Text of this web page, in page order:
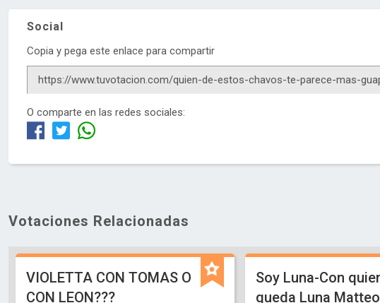
Social
Copia y pega este enlace para compartir
O comparte en las redes sociales:
Votaciones Relacionadas
VIOLETTA CON TOMAS O
CON LEON???
Soy Luna-Con
queda Luna